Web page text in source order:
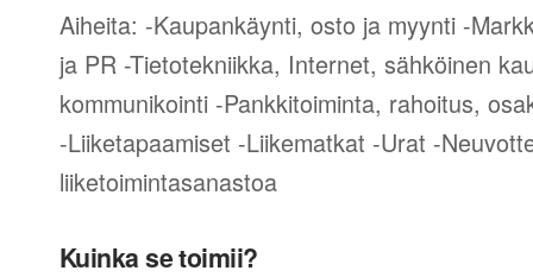
Aiheita: -Kaupankäynti, osto ja myynti -
ja PR -Tietotekniikka, Internet, sähköinen
kommunikointi -Pankkitoiminta, rahoitus,
-Liiketapaamiset -Liikematkat -Urat -
liiketoimintasanastoa
Kuinka se toimii?